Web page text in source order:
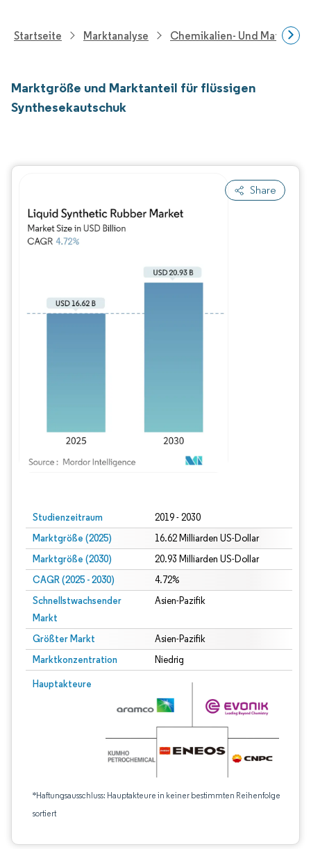
Startseite Marktanalyse Chemikalien- Und
Marktgröße und Marktanteil für flüssigen
Synthesekautschuk
Share
Studienzeitraum 2019 - 2030
Marktgröße (2025) 16.62 Milliarden US-Dollar
Marktgröße (2030) 20.93 Milliarden US-Dollar
CAGR (2025 - 2030) 4.72%
Schnellstwachsender
Markt
Asien-Pazifik
Größter Markt Asien-Pazifik
Marktkonzentration Niedrig
Hauptakteure
*Haftungsausschluss: Hauptakteure in keiner bestimmten Reihenfolge
sortiert